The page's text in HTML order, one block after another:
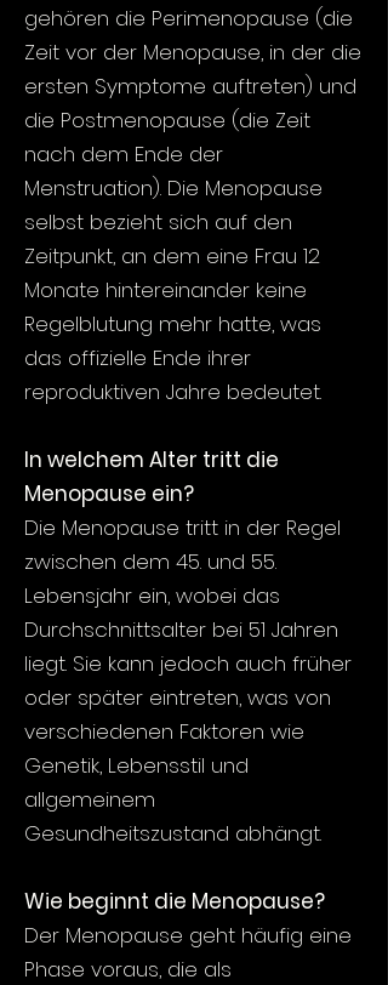
gehören die Perimenopause (die
Zeit vor der Menopause, in der die
ersten Symptome auftreten) und
die Postmenopause (die Zeit
nach dem Ende der
Menstruation). Die Menopause
selbst bezieht sich auf den
Zeitpunkt, an dem eine Frau 12
Monate hintereinander keine
Regelblutung mehr hatte, was
das offizielle Ende ihrer
reproduktiven Jahre bedeutet.
In welchem Alter tritt die
Menopause ein?
Die Menopause tritt in der Regel
zwischen dem 45. und 55.
Lebensjahr ein, wobei das
Durchschnittsalter bei 51 Jahren
liegt. Sie kann jedoch auch früher
oder später eintreten, was von
verschiedenen Faktoren wie
Genetik, Lebensstil und
allgemeinem
Gesundheitszustand abhängt.
Wie beginnt die Menopause?
Der Menopause geht häufig eine
Phase voraus, die als